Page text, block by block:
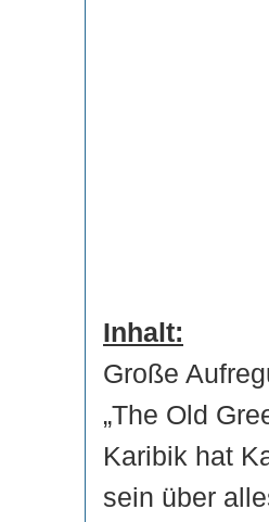
Inhalt:
Große
„The Old
Karibik hat
sein über